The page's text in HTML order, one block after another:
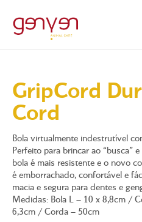
GripCord
Cord
Bola virtualmente indestrutível
Perfeito para brincar ao “busca”
bola é mais resistente e o novo
é emborrachado, confortável e
macia e segura para dentes e
Medidas: Bola L – 10 x 8,8cm /
6,3cm / Corda – 50cm